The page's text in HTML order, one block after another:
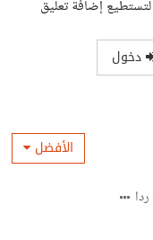
إضافة تعليق
دخول
الأفضل